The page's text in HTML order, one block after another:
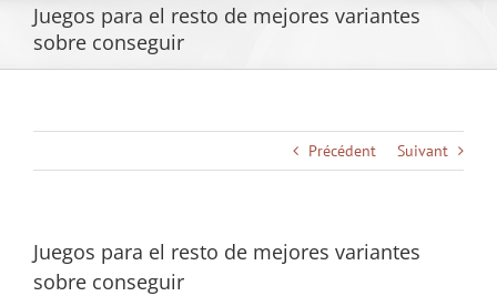
Juegos para el resto de mejores variantes
sobre conseguir
Précédent Suivant
Juegos para el resto de mejores variantes
sobre conseguir